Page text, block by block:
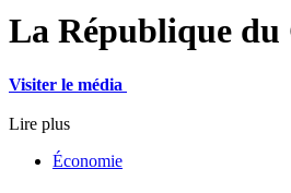
La République du
Visiter le média
Lire plus
Économie